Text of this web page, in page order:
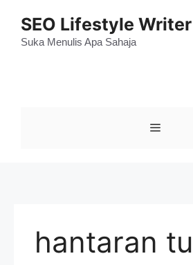
content
SEO Lifestyle Writer
Suka Menulis Apa Sahaja
Menu
hantaran